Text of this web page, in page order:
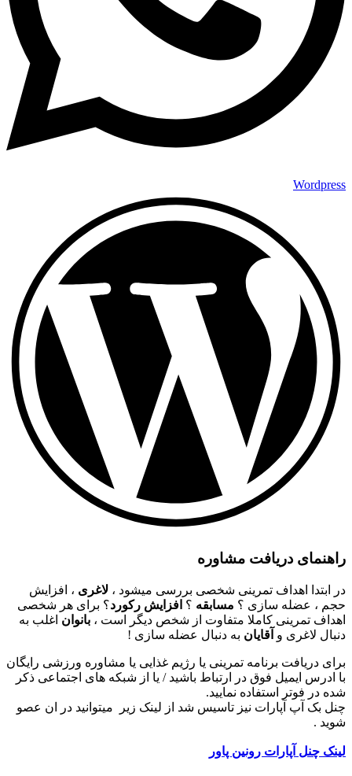
Wordpress
راهنمای دریافت مشاوره
در ابتدا اهداف تمرینی شخصی بررسی میشود ، لاغری ، افزایش
حجم ، عضله سازی ؟ مسابقه ؟ افزایش رکورد؟ برای هر شخصی
اهداف تمرینی کاملا متفاوت از شخص دیگر است ، بانوان اغلب به
دنبال لاغری و آقایان به دنبال عضله سازی !
برای دریافت برنامه تمرینی یا رژیم غذایی یا مشاوره ورزشی رایگان
با ادرس ایمیل فوق در ارتباط باشید / یا از شبکه های اجتماعی ذکر
شده در فوتر استفاده نمایید.
چنل بک آپ آپارات نیز تاسیس شد از لینک زیر میتوانید در ان عصو
شوید .
لینک چنل آپارات رونین پاور